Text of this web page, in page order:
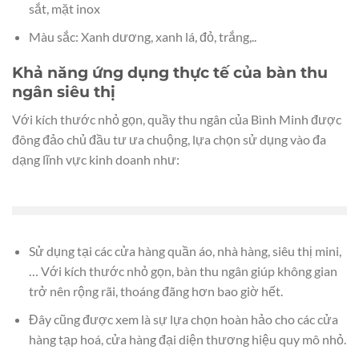
sắt, mặt inox
Màu sắc: Xanh dương, xanh lá, đỏ, trắng,..
Khả năng ứng dụng thực tế của bàn thu
ngân siêu thị
Với kích thước nhỏ gọn, quầy thu ngân của Bình Minh được
đông đảo chủ đầu tư ưa chuộng, lựa chọn sử dụng vào đa
dạng lĩnh vực kinh doanh như:
Sử dụng tại các cửa hàng quần áo, nhà hàng, siêu thị mini,
… Với kích thước nhỏ gọn, bàn thu ngân giúp không gian
trở nên rộng rãi, thoáng đãng hơn bao giờ hết.
Đây cũng được xem là sự lựa chọn hoàn hảo cho các cửa
hàng tạp hoá, cửa hàng đại diện thương hiệu quy mô nhỏ.